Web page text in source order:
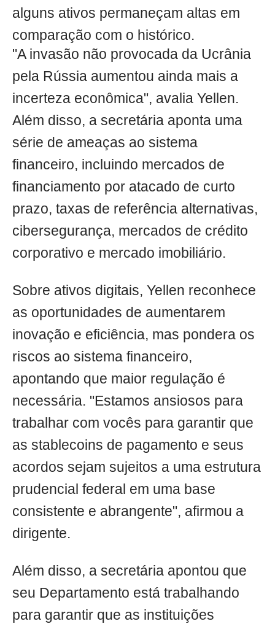
alguns ativos permaneçam altas em
comparação com o histórico.
"A invasão não provocada da Ucrânia
pela Rússia aumentou ainda mais a
incerteza econômica", avalia Yellen.
Além disso, a secretária aponta uma
série de ameaças ao sistema
financeiro, incluindo mercados de
financiamento por atacado de curto
prazo, taxas de referência alternativas,
cibersegurança, mercados de crédito
corporativo e mercado imobiliário.
Sobre ativos digitais, Yellen reconhece
as oportunidades de aumentarem
inovação e eficiência, mas pondera os
riscos ao sistema financeiro,
apontando que maior regulação é
necessária. "Estamos ansiosos para
trabalhar com vocês para garantir que
as stablecoins de pagamento e seus
acordos sejam sujeitos a uma estrutura
prudencial federal em uma base
consistente e abrangente", afirmou a
dirigente.
Além disso, a secretária apontou que
seu Departamento está trabalhando
para garantir que as instituições